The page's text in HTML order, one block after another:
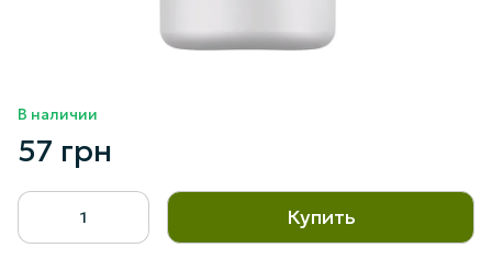
В наличии
57 грн
Купить